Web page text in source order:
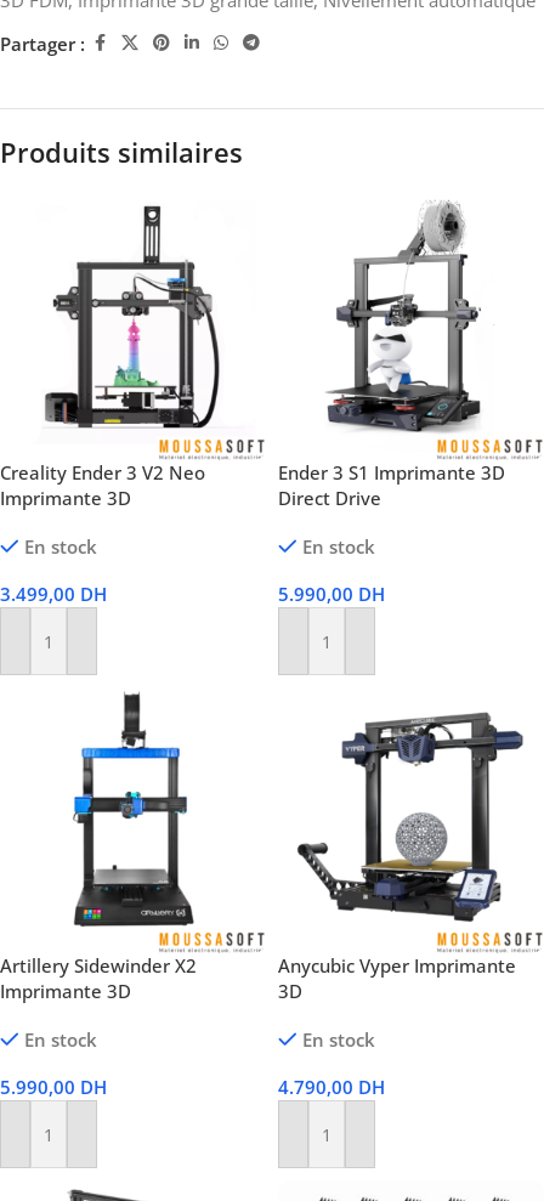
Partager :
Produits similaires
Creality Ender 3 V2 Neo
Imprimante 3D
En stock
3.499,00 DH
Ajouter Au Panier
Ender 3 S1 Imprimante 3D
Direct Drive
En stock
5.990,00 DH
Ajouter Au Panier
Artillery Sidewinder X2
Imprimante 3D
En stock
5.990,00 DH
Ajouter Au Panier
Anycubic Vyper Imprimante
3D
En stock
4.790,00 DH
Ajouter Au Panier